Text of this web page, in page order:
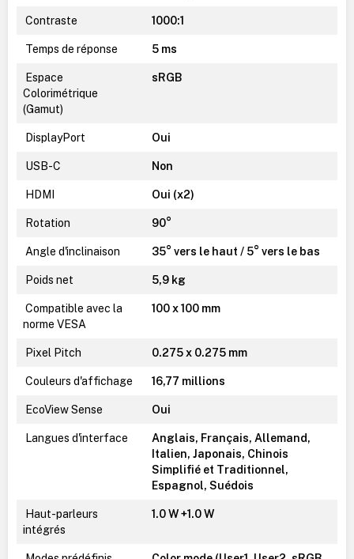
Contraste 1000:1
Temps de réponse 5 ms
Espace
Colorimétrique
(Gamut)
sRGB
DisplayPort Oui
USB-C Non
HDMI Oui (x2)
Rotation 90°
Angle d'inclinaison 35° vers le haut / 5° vers le bas
Poids net 5,9 kg
Compatible avec la
norme VESA
100 x 100 mm
Pixel Pitch 0.275 x 0.275 mm
Couleurs d'affichage 16,77 millions
EcoView Sense Oui
Langues d'interface
Anglais, Français, Allemand,
Italien, Japonais, Chinois
Simplifié et Traditionnel,
Espagnol, Suédois
Haut-parleurs
intégrés
1.0 W +1.0 W